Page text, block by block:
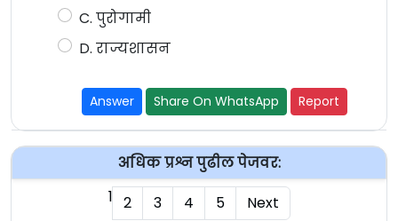
C. पुरोगामी
D. राज्यशासन
Answer Share On WhatsApp Report
अधिक प्रश्न पुढील पेजवर:
1 2 3 4 5 Next